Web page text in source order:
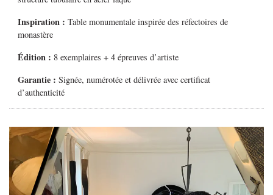
Inspiration : Table monumentale inspirée des réfectoires de
monastère
Édition :8 exemplaires + 4 épreuves d’artiste
Garantie : Signée, numérotée et délivrée avec certificat
d’authenticité